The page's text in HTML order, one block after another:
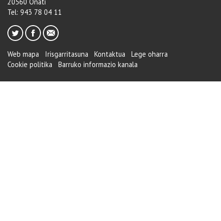
Tel: 943 78 04 11
Web mapa Irisgarritasuna Kontaktua
Lege oharra
Cookie politika
Barruko informazio kanala